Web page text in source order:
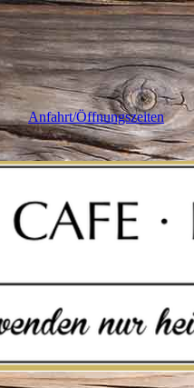
Anfahrt/Öffnungszeiten